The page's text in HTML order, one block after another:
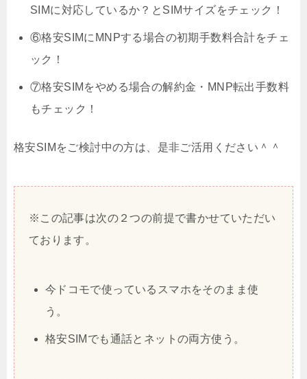
SIMに対応しているか？とSIMサイズをチェック！
⑥格安SIMにMNPする場合の初期手数料合計をチェ
ック！
⑦格安SIMをやめる場合の解約金・MNP転出手数料
もチェック！
格安SIMをご検討中の方は、是非ご活用ください＾＾
※この記事は次の２つの前提で書かせていただい
ております。
今ドコモで使っているスマホをそのまま使
う。
格安SIMでも通話とネットの両方使う。